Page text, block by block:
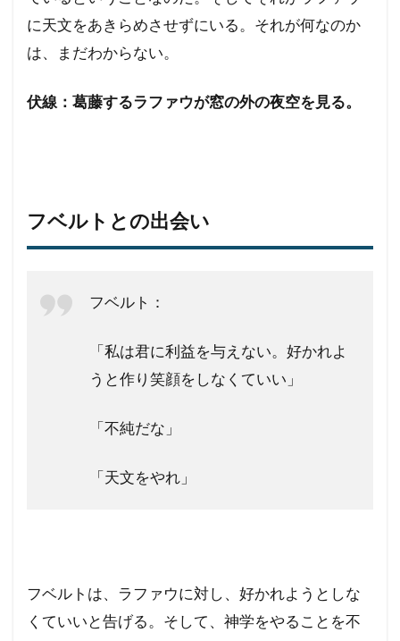
に天文をあきらめさせずにいる。それが何なのか
は、まだわからない。
伏線：葛藤するラファウが窓の外の夜空を見る。
フベルトとの出会い
フベルト：
「私は君に利益を与えない。好かれよ
うと作り笑顔をしなくていい」
「不純だな」
「天文をやれ」
フベルトは、ラファウに対し、好かれようとしな
くていいと告げる。そして、神学をやることを不